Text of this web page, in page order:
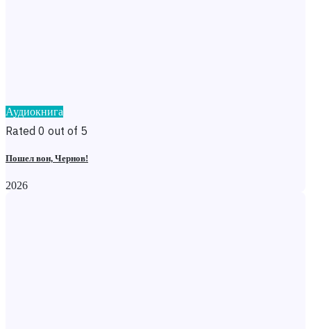
Аудиокнига
Rated 0 out of 5
Пошел вон, Чернов!
2026